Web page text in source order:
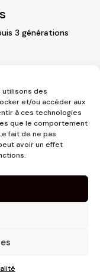
utilisons des
et/ou accéder aux
à ces technologies
que le comportement
fait de ne pas
avoir un effet
3 générations